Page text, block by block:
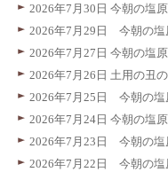
2026年7月30日 今朝の塩
2026年7月29日 今朝の
2026年7月27日 今朝の
2026年7月26日 土用の丑
2026年7月25日 今朝の
2026年7月24日 今朝の塩
2026年7月23日 今朝の
2026年7月22日 今朝の